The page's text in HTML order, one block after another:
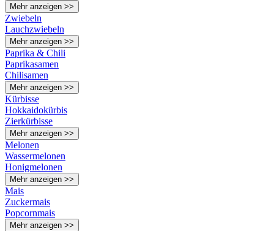
Mehr anzeigen >>
Zwiebeln
Lauchzwiebeln
Mehr anzeigen >>
Paprika & Chili
Paprikasamen
Chilisamen
Mehr anzeigen >>
Kürbisse
Hokkaidokürbis
Zierkürbisse
Mehr anzeigen >>
Melonen
Wassermelonen
Honigmelonen
Mehr anzeigen >>
Mais
Zuckermais
Popcornmais
Mehr anzeigen >>